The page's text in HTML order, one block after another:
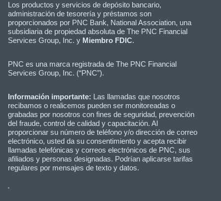
Los productos y servicios de depósito bancario,
administración de tesorería y préstamos son
proporcionados por PNC Bank, National Association, una
subsidiaria de propiedad absoluta de The PNC Financial
Services Group, Inc. y Miembro FDIC.
PNC es una marca registrada de The PNC Financial
Services Group, Inc. (“PNC”).
Información importante: Las llamadas que nosotros
recibamos o realicemos pueden ser monitoreadas o
grabadas por nosotros con fines de seguridad, prevención
del fraude, control de calidad y capacitación. Al
proporcionar su número de teléfono y/o dirección de correo
electrónico, usted da su consentimiento y acepta recibir
llamadas telefónicas y correos electrónicos de PNC, sus
afiliados y personas designadas. Podrían aplicarse tarifas
regulares por mensajes de texto y datos.